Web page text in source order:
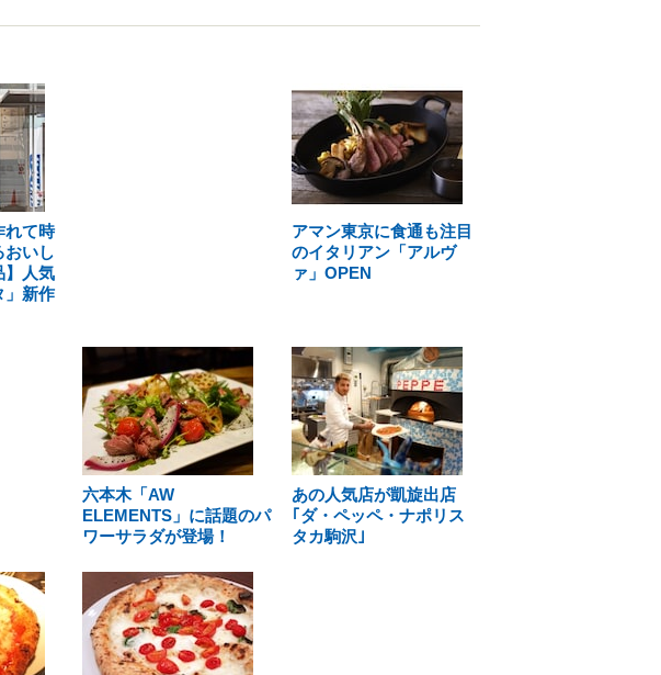
れて時
おいし
人気
」新作
アマン東京に食通も注目
のイタリアン「アルヴ
ァ」OPEN
六本木「AW
ELEMENTS」に話題のパ
ワーサラダが登場！
あの人気店が凱旋出店
｢ダ・ペッペ・ナポリス
タカ駒沢｣